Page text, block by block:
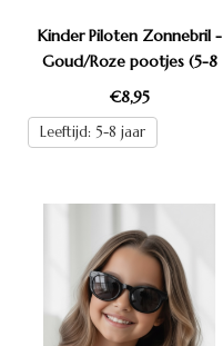
Kinder Piloten Zonnebril -
Goud/Roze pootjes (5-8
jaar)
€8,95
Leeftijd: 5-8 jaar